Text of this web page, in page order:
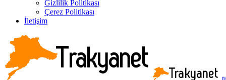
Gizlilik Politikası
Çerez Politikası
İletişim